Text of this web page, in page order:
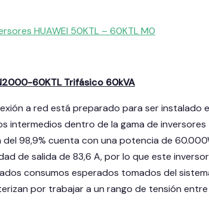
HUAWEI 50KTL – 60KTL M0
60KTL Trifásico 60kVA
a red está preparado para ser instalado
intermedios dentro de la gama de
98,9% cuenta con una potencia de
de salida de 83,6 A, por lo que este
consumos esperados tomados del
por trabajar a un rango de tensión